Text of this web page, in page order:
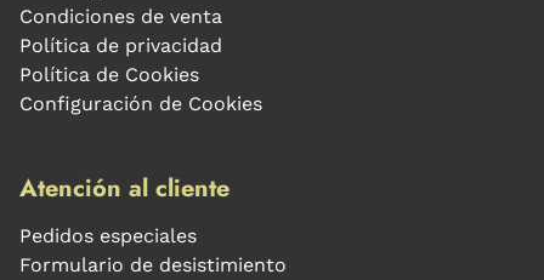
Condiciones de venta
Política de privacidad
Política de Cookies
Configuración de Cookies
Atención al cliente
Pedidos especiales
Formulario de desistimiento